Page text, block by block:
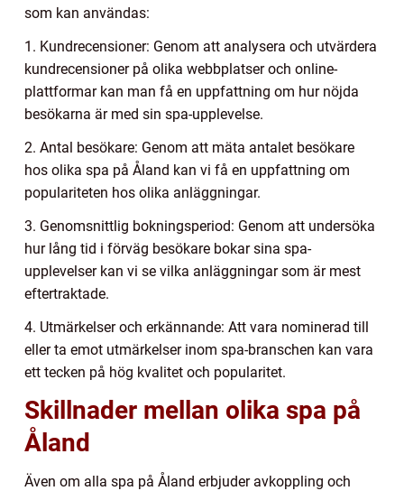
som kan användas:
1. Kundrecensioner: Genom att analysera och utvärdera
kundrecensioner på olika webbplatser och online-
plattformar kan man få en uppfattning om hur nöjda
besökarna är med sin spa-upplevelse.
2. Antal besökare: Genom att mäta antalet besökare
hos olika spa på Åland kan vi få en uppfattning om
populariteten hos olika anläggningar.
3. Genomsnittlig bokningsperiod: Genom att undersöka
hur lång tid i förväg besökare bokar sina spa-
upplevelser kan vi se vilka anläggningar som är mest
eftertraktade.
4. Utmärkelser och erkännande: Att vara nominerad till
eller ta emot utmärkelser inom spa-branschen kan vara
ett tecken på hög kvalitet och popularitet.
Skillnader mellan olika spa på
Åland
Även om alla spa på Åland erbjuder avkoppling och